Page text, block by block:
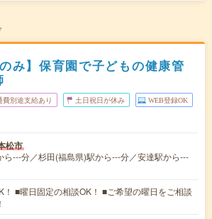
み】保育園で子どもの健康管
費別途支給あり 土日祝日が休み WEB登録OK
松市
ら---分／杉田(福島県)駅から---分／安達駅から---
！ ■曜日固定の相談OK！ ■ご希望の曜日をご相談